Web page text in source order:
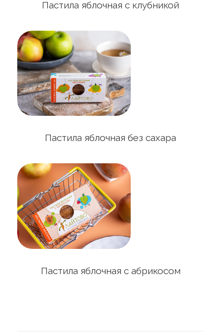
Пастила яблочная с клубникой
Пастила яблочная без сахара
Пастила яблочная с абрикосом